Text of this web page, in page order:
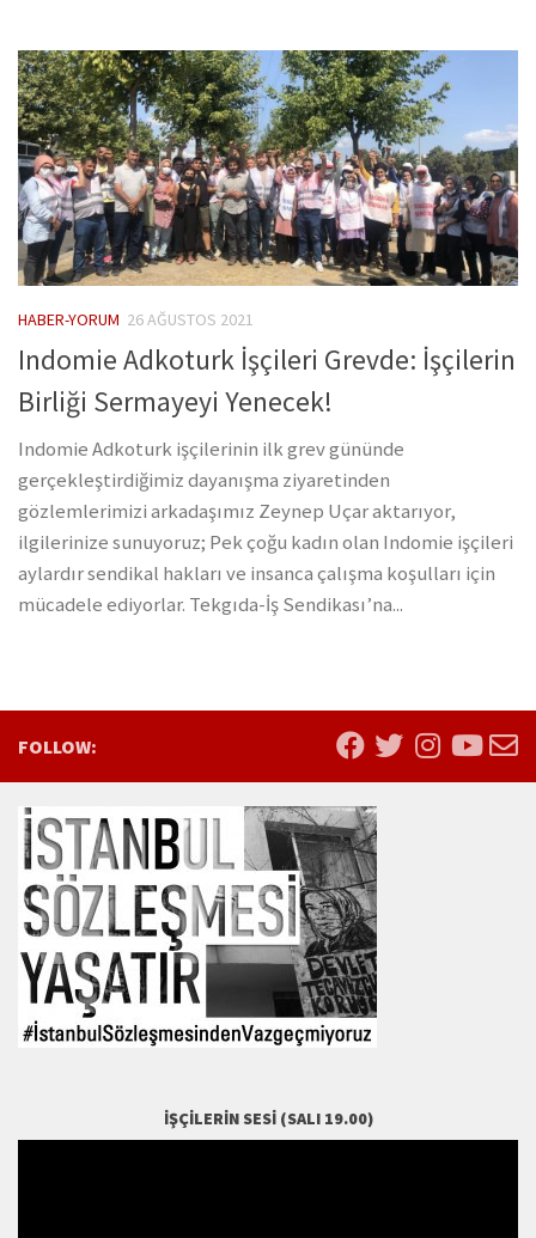
HABER-YORUM 26 AĞUSTOS 2021
Indomie Adkoturk İşçileri Grevde: İşçilerin
Birliği Sermayeyi Yenecek!
Indomie Adkoturk işçilerinin ilk grev gününde
gerçekleştirdiğimiz dayanışma ziyaretinden
gözlemlerimizi arkadaşımız Zeynep Uçar aktarıyor,
ilgilerinize sunuyoruz; Pek çoğu kadın olan Indomie işçileri
aylardır sendikal hakları ve insanca çalışma koşulları için
mücadele ediyorlar. Tekgıda-İş Sendikası’na...
FOLLOW:
İŞÇILERIN SESI (SALI 19.00)